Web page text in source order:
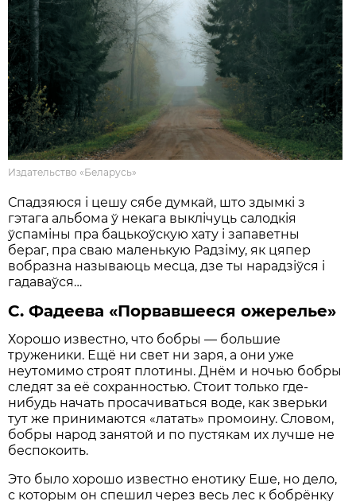
Издательство «Беларусь»
Спадзяюся і цешу сябе думкай, што здымкі з
гэтага альбома ў некага выклічуць салодкія
ўспаміны пра бацькоўскую хату і запаветны
бераг, пра сваю маленькую Радзіму, як цяпер
вобразна называюць месца, дзе ты нарадзіўся і
гадаваўся…
С. Фадеева «Порвавшееся ожерелье»
Хорошо известно, что бобры — большие
труженики. Ещё ни свет ни заря, а они уже
неутомимо строят плотины. Днём и ночью бобры
следят за её сохранностью. Стоит только где-
нибудь начать просачиваться воде, как зверьки
тут же принимаются «латать» промоину. Словом,
бобры народ занятой и по пустякам их лучше не
беспокоить.
Это было хорошо известно енотику Еше, но дело,
с которым он спешил через весь лес к бобрёнку